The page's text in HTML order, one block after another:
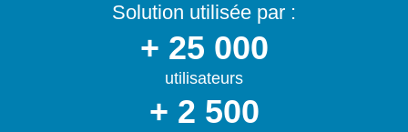
Solution utilisée par :
+ 25 000
utilisateurs
+ 2 500